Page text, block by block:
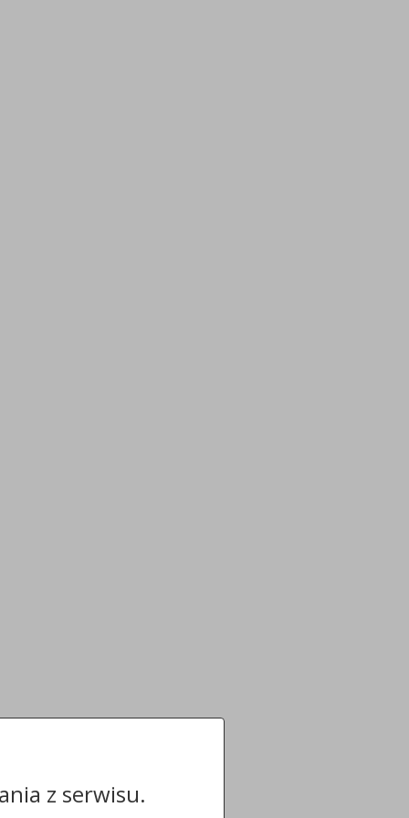
z serwisu.